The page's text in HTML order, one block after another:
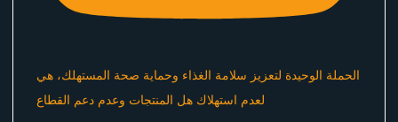
الحملة الوحيدة لتعزيز سلامة الغذاء وحماية صحة المستهلك، هي
لعدم استهلاك هل المنتجات وعدم دعم القطاع